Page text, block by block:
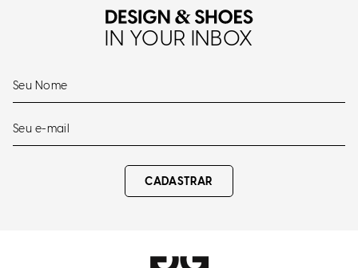
IN YOUR INBOX
CADASTRAR